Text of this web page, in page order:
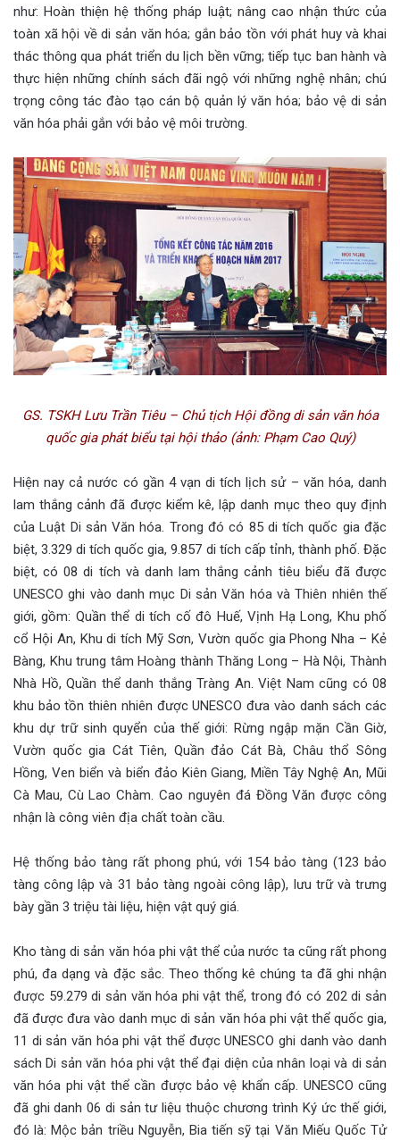
như: Hoàn thiện hệ thống pháp luật; nâng cao nhận thức của
toàn xã hội về di sản văn hóa; gắn bảo tồn với phát huy và khai
thác thông qua phát triển du lịch bền vững; tiếp tục ban hành và
thực hiện những chính sách đãi ngộ với những nghệ nhân; chú
trọng công tác đào tạo cán bộ quản lý văn hóa; bảo vệ di sản
văn hóa phải gắn với bảo vệ môi trường.
GS. TSKH Lưu Trần Tiêu – Chủ tịch Hội đồng di sản văn hóa
quốc gia phát biểu tại hội thảo (ảnh: Phạm Cao Quý)
Hiện nay cả nước có gần 4 vạn di tích lịch sử – văn hóa, danh
lam thắng cảnh đã được kiểm kê, lập danh mục theo quy định
của Luật Di sản Văn hóa. Trong đó có 85 di tích quốc gia đặc
biệt, 3.329 di tích quốc gia, 9.857 di tích cấp tỉnh, thành phố. Đặc
biệt, có 08 di tích và danh lam thắng cảnh tiêu biểu đã được
UNESCO ghi vào danh mục Di sản Văn hóa và Thiên nhiên thế
giới, gồm: Quần thể di tích cố đô Huế, Vịnh Hạ Long, Khu phố
cổ Hội An, Khu di tích Mỹ Sơn, Vườn quốc gia Phong Nha – Kẻ
Bàng, Khu trung tâm Hoàng thành Thăng Long – Hà Nội, Thành
Nhà Hồ, Quần thể danh thắng Tràng An. Việt Nam cũng có 08
khu bảo tồn thiên nhiên được UNESCO đưa vào danh sách các
khu dự trữ sinh quyển của thế giới: Rừng ngập mặn Cần Giờ,
Vườn quốc gia Cát Tiên, Quần đảo Cát Bà, Châu thổ Sông
Hồng, Ven biển và biển đảo Kiên Giang, Miền Tây Nghệ An, Mũi
Cà Mau, Cù Lao Chàm. Cao nguyên đá Đồng Văn được công
nhận là công viên địa chất toàn cầu.
Hệ thống bảo tàng rất phong phú, với 154 bảo tàng (123 bảo
tàng công lập và 31 bảo tàng ngoài công lập), lưu trữ và trưng
bày gần 3 triệu tài liệu, hiện vật quý giá.
Kho tàng di sản văn hóa phi vật thể của nước ta cũng rất phong
phú, đa dạng và đặc sắc. Theo thống kê chúng ta đã ghi nhận
được 59.279 di sản văn hóa phi vật thể, trong đó có 202 di sản
đã được đưa vào danh mục di sản văn hóa phi vật thể quốc gia,
11 di sản văn hóa phi vật thể được UNESCO ghi danh vào danh
sách Di sản văn hóa phi vật thể đại diện của nhân loại và di sản
văn hóa phi vật thể cần được bảo vệ khẩn cấp. UNESCO cũng
đã ghi danh 06 di sản tư liệu thuộc chương trình Ký ức thế giới,
đó là: Mộc bản triều Nguyễn, Bia tiến sỹ tại Văn Miếu Quốc Tử